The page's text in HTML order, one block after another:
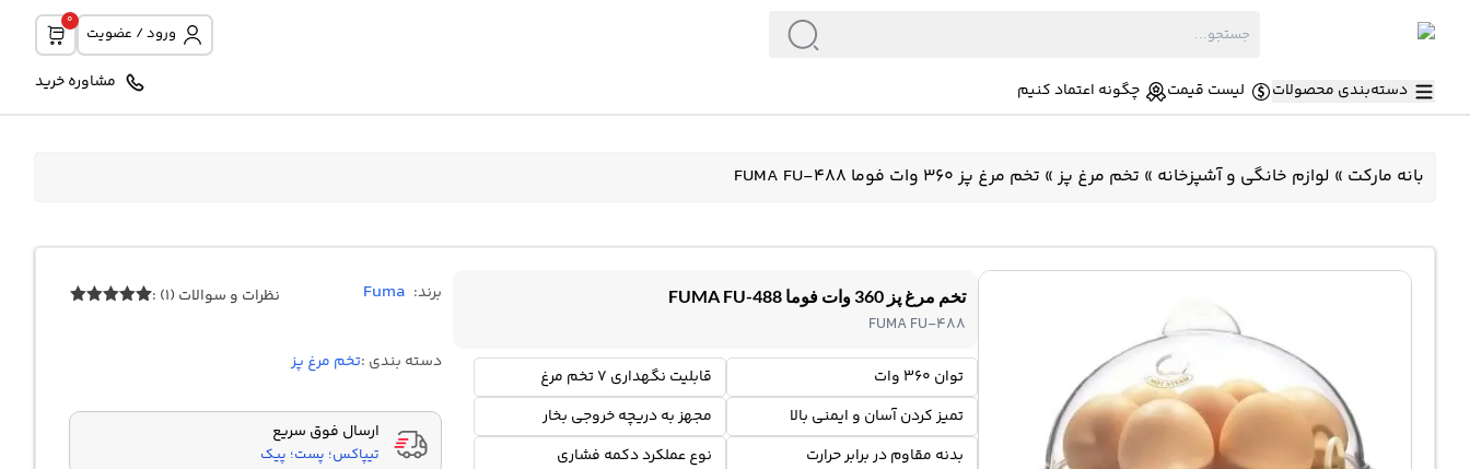
ورود / عضویت
0
دسته‌بندی محصولات لیست قیمت چگونه اعتماد کنیم مشاوره خرید
بانه مارکت » لوازم خانگی و آشپزخانه » تخم مرغ پز» تخم مرغ پز 360 وات فوما FUMA FU-488
تخم مرغ پز 360 وات فوما FUMA FU-488
FUMA FU-488
توان 360 وات
قابلیت نگهداری 7 تخم مرغ
تمیز کردن آسان و ایمنی بالا
مجهز به دریچه خروجی بخار
بدنه مقاوم در برابر حرارت
نوع عملکرد دکمه فشاری
برند: Fuma نظرات و سوالات (1) :
دسته بندی :تخم مرغ پز
ارسال فوق سریع
تیپاکس؛ پست؛ پیک